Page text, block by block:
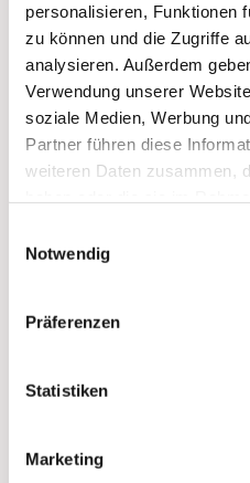
personalisieren, Funktionen
zu können und die Zugriffe
analysieren. Außerdem
Verwendung unserer
soziale Medien, Werbung
Partner führen diese
weiteren Daten zusammen,
Notwendig
Präferenzen
Statistiken
Marketing
24.
September
noch offen
26.
November
Spieleabend
17.
Dezember